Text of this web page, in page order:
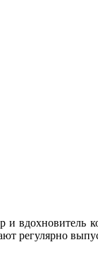
вдохновитель
регулярно